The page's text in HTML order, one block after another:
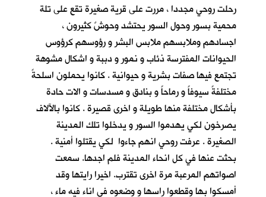
رحلت روحي مجددا ، مررت على قرية صغيرة تقع على تلة
محمية بسور وحول السور يحتشد وحوشٌ كثيرون ،
اجسادهم وملابسهم ملابس البشر و رؤوسهم كرؤوس
الحيوانات المفترسة ذئاب و نمور و دببة و اشكال مشوهة
تجتمع فيها صفات بشرية و حيوانية . كانوا يحملون اسلحةً
مختلفةً سيوفاً و رماحاً و بنادق و مسدسات و الات حادة
بأشكال مختلفة منها طويلة و اخرى قصيرة . كانوا بالآلاف
يصرخون لكي يهدموا السور و يدخلوا تلك المدينة
الصغيرة . عرفت روحي انهم جاءوا لكي يقتلوا أمنية .
بحثت عنها في كل انحاء المدينة فلم اجدها. سمعت
اصواتهم المرعبة مرة اخرى تقترب. اخيرا رايتها وقد
أمسكوا بها وقطعوا راسها و وضعوه في اناء فيه ماء ،